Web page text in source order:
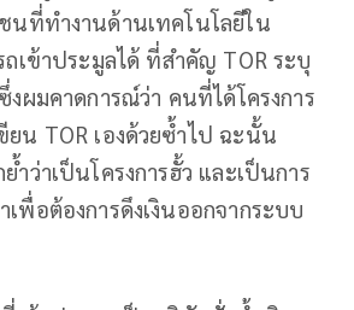
นที่ทำงานด้านเทคโนโลยีใน
ถเข้าประมูลได้ ที่สำคัญ TOR ระบุ
ผมคาดการณ์ว่า คนที่ได้โครงการ
น TOR เองด้วยซ้ำไป ฉะนั้น
ำว่าเป็นโครงการฮั้ว และเป็นการ
เพื่อต้องการดึงเงินออกจากระบบ